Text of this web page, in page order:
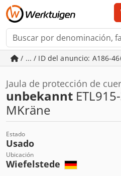
/ ... / ID del anuncio: A186-
Jaula de protección de
unbekannt
MKräne
Estado
Usado
Ubicación
Wiefelstede